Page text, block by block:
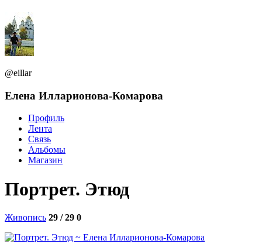
@eillar
Елена Илларионова-Комарова
Профиль
Лента
Связь
Альбомы
Магазин
Портрет. Этюд
Живопись 29 / 29 0